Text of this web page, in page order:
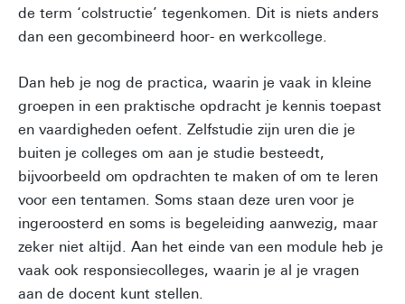
de term ‘colstructie’ tegenkomen. Dit is niets anders
dan een gecombineerd hoor- en werkcollege.
Dan heb je nog de practica, waarin je vaak in kleine
groepen in een praktische opdracht je kennis toepast
en vaardigheden oefent. Zelfstudie zijn uren die je
buiten je colleges om aan je studie besteedt,
bijvoorbeeld om opdrachten te maken of om te leren
voor een tentamen. Soms staan deze uren voor je
ingeroosterd en soms is begeleiding aanwezig, maar
zeker niet altijd. Aan het einde van een module heb je
vaak ook responsiecolleges, waarin je al je vragen
aan de docent kunt stellen.